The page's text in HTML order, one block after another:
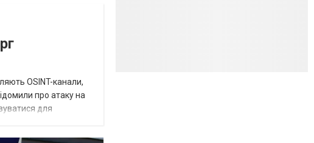
OSINT-канали,
про атаку на
для